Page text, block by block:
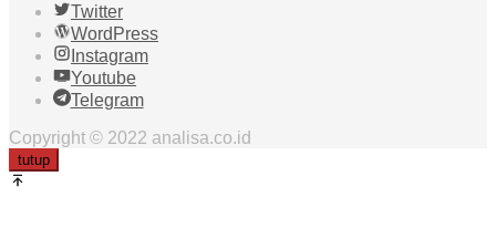
Twitter
WordPress
Instagram
Youtube
Telegram
Copyright © 2022 analisa.co.id
tutup